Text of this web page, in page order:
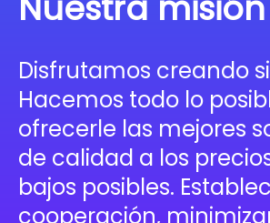
Disfrutamos creando
Hacemos todo lo
ofrecerle las mejores
de calidad a los
bajos posibles.
cooperación,